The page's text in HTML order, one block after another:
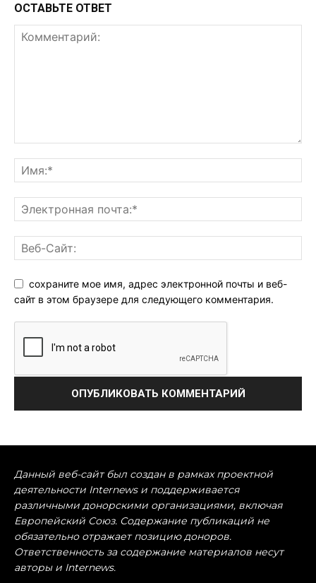
ОСТАВЬТЕ ОТВЕТ
сохраните мое имя, адрес электронной почты и веб-
сайт в этом браузере для следующего комментария.
Данный веб-сайт был создан в рамках проектной
деятельности Internews и поддерживается
различными донорскими организациями, включая
Европейский Союз. Содержание публикаций не
обязательно отражает позицию доноров.
Ответственность за содержание материалов несут
авторы и Internews.